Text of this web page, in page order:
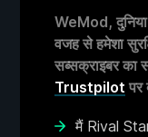
WeMod,
वजह से हमेशा
सब्सक्राइबर का
Trustpilot पर
मैं Rival